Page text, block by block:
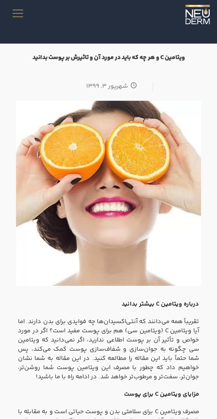
ویتامین C و هر چه که باید در مورد آن و تاثیرش بر پوست بدانید
شهریور ۳, ۱۳۹۹
درباره ویتامین C بیشتر بدانید
تقریباً همه می‌دانند که آنتی‌اکسیدان‌ها چه فوایدی برای بدن دارند. اما
آیا ویتامین C (ویتامین سی) هم برای پوست مفید است؟ اگر در مورد
خواص و تأثیر آن بر پوست اطلاعی ندارید، اگر نمی‌دانید که ویتامین
سی چگونه به جوان‌سازی و شفاف‌سازی پوست کمک می‌کند، پس
شما حتماً باید این مقاله را مطالعه کنید. در این مقاله به شما نشان
خواهیم داد که چطور با مصرف‌ این ویتامین پوست شما روشن‌تر،
جوان‌تر، سفت‌تر و مرطوب‌تر خواهد شد. در ادامه راه با ما باشید!
مزایای ویتامین C برای پوست
مصرف ویتامین C برای سلامتی بدن و پوست حیاتی است و به مقابله با